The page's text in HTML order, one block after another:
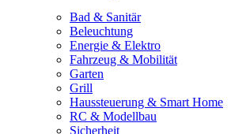
Bad & Sanitär
Beleuchtung
Energie & Elektro
Fahrzeug & Mobilität
Garten
Grill
Haussteuerung & Smart Home
RC & Modellbau
Sicherheit